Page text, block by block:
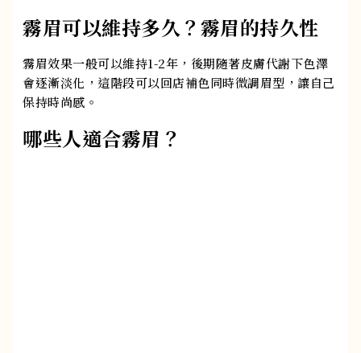
霧眉可以維持多久？霧眉的持久性
霧眉效果一般可以維持1-2年，後期隨著皮膚代謝下色澤
會逐漸淡化，這階段可以回店補色同時微調眉型，讓自己
保持時尚感。
哪些人適合霧眉？